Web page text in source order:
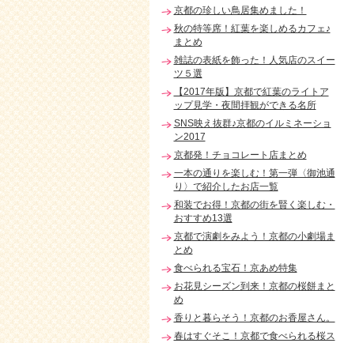
京都の珍しい鳥居集めました！
秋の特等席！紅葉を楽しめるカフェ♪
まとめ
雑誌の表紙を飾った！人気店のスイー
ツ５選
【2017年版】京都で紅葉のライトア
ップ見学・夜間拝観ができる名所
SNS映え抜群♪京都のイルミネーショ
ン2017
京都発！チョコレート店まとめ
一本の通りを楽しむ！第一弾〈御池通
り〉で紹介したお店一覧
和装でお得！京都の街を賢く楽しむ・
おすすめ13選
京都で演劇をみよう！京都の小劇場ま
とめ
食べられる宝石！京あめ特集
お花見シーズン到来！京都の桜餅まと
め
香りと暮らそう！京都のお香屋さん。
春はすぐそこ！京都で食べられる桜ス